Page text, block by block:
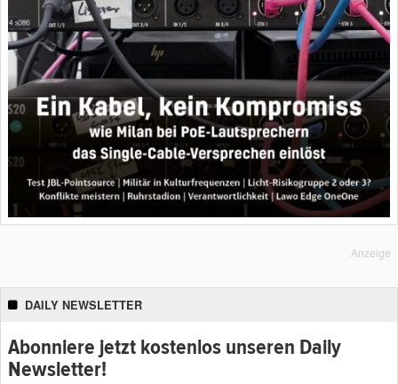
Anzeige
DAILY NEWSLETTER
Abonniere jetzt kostenlos unseren Daily
Newsletter!